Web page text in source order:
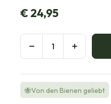
€24,95
🐝Von den Bienen geliebt